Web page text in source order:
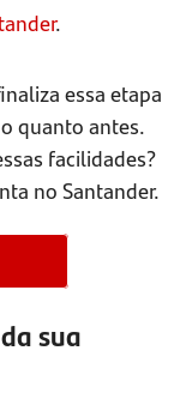
.
essa etapa
quanto antes.
facilidades?
no Santander.
sua